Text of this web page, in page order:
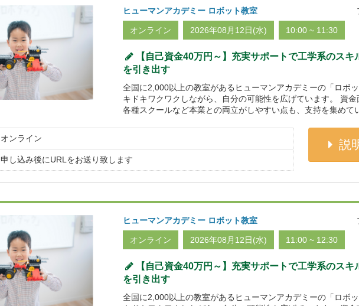
ヒューマンアカデミー ロボット教室
オンライン 2026年08月12日(水) 10:00 ~ 11:30
【自己資金40万円～】充実サポートで工学系のス
を引き出す
全国に2,000以上の教室があるヒューマンアカデミーの「ロボ
キドキワクワクしながら、自分の可能性を広げています。 資
各種スクールなど本業との両立がしやすい点も、支持を集めて
オンライン
申し込み後にURLをお送り致します
説
ヒューマンアカデミー ロボット教室
オンライン 2026年08月12日(水) 11:00 ~ 12:30
【自己資金40万円～】充実サポートで工学系のス
を引き出す
全国に2,000以上の教室があるヒューマンアカデミーの「ロボ